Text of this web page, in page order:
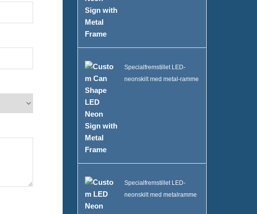
Specialfremstillet LED-
neonskilt med metal-ramme
Specialfremstillet LED-
neonskilt med metalramme